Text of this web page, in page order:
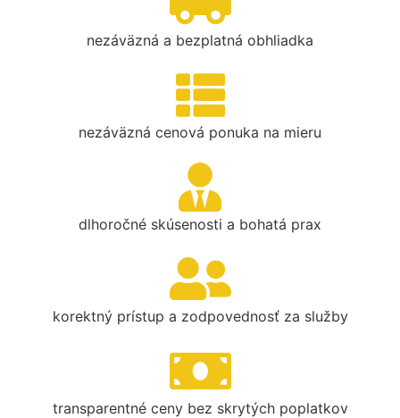
nezáväzná a bezplatná obhliadka
nezáväzná cenová ponuka na mieru
dlhoročné skúsenosti a bohatá prax
korektný prístup a zodpovednosť za služby
transparentné ceny bez skrytých poplatkov